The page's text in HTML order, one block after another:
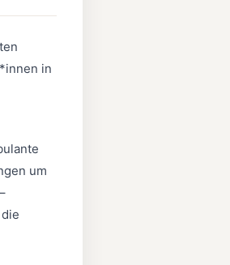
in
um